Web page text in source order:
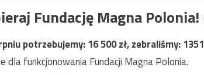
Fundację Magna Polonia!
potrzebujemy:16 500zł, zebraliśmy:1351
funkcjonowania Fundacji Magna Polonia.